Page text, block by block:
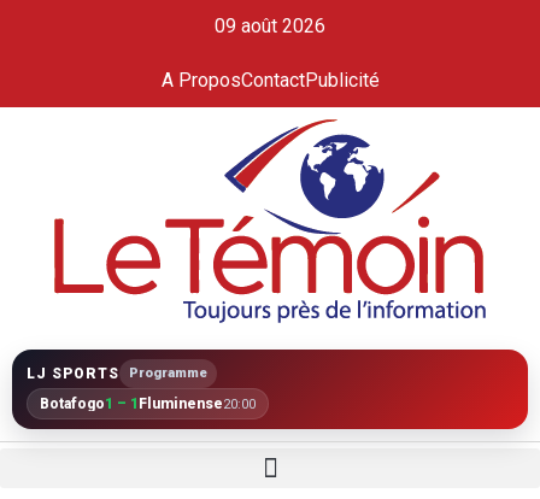
09 août 2026
A ProposContactPublicité
LJ SPORTS Programme
Botafogo1 – 1 Fluminense20:00